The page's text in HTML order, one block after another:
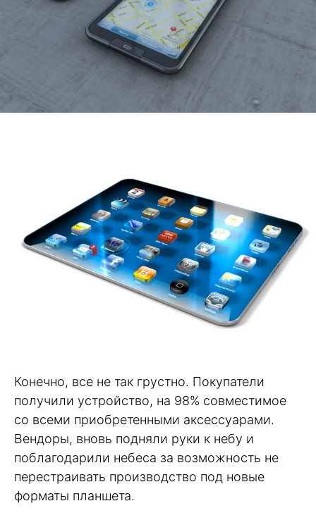
Конечно, все не так грустно. Покупатели
получили устройство, на 98% совместимое
со всеми приобретенными аксессуарами.
Вендоры, вновь подняли руки к небу и
поблагодарили небеса за возможность не
перестраивать производство под новые
форматы планшета.